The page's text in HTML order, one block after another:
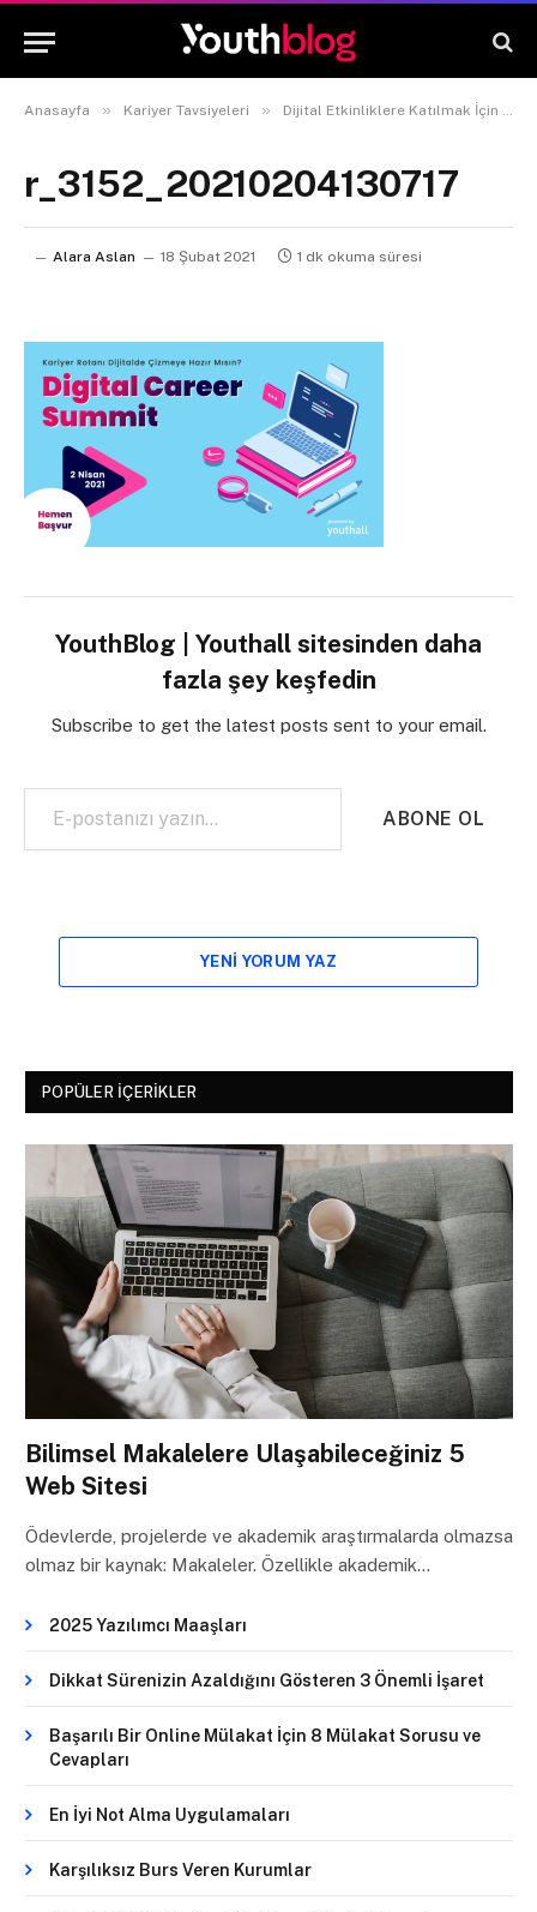
Anasayfa » Kariyer Tavsiyeleri » Dijital Etkinliklere Katılmak İçin 4 Harika Neden
r_3152_20210204130717
Alara Aslan 18 Şubat 2021 1 dk okuma süresi
YouthBlog | Youthall sitesinden daha
fazla şey keşfedin
Subscribe to get the latest posts sent to your email.
E-postanızı yazın…
ABONE OL
YENI YORUM YAZ
POPÜLER İÇERIKLER
Bilimsel Makalelere Ulaşabileceğiniz 5
Web Sitesi
Ödevlerde, projelerde ve akademik araştırmalarda olmazsa
olmaz bir kaynak: Makaleler. Özellikle akademik…
2025 Yazılımcı Maaşları
Dikkat Sürenizin Azaldığını Gösteren 3 Önemli İşaret
Başarılı Bir Online Mülakat İçin 8 Mülakat Sorusu ve
Cevapları
En İyi Not Alma Uygulamaları
Karşılıksız Burs Veren Kurumlar